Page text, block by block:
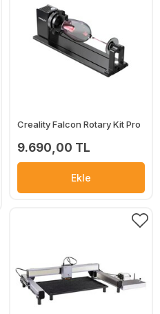
Creality Falcon Rotary Kit Pro
9.690,00 TL
Ekle